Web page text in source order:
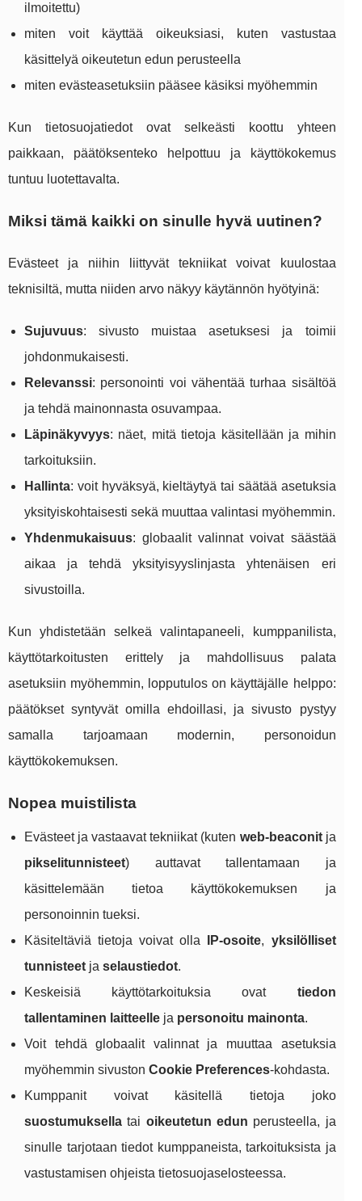
ilmoitettu)
miten voit käyttää oikeuksiasi, kuten vastustaa
käsittelyä oikeutetun edun perusteella
miten evästeasetuksiin pääsee käsiksi myöhemmin
Kun tietosuojatiedot ovat selkeästi koottu yhteen
paikkaan, päätöksenteko helpottuu ja käyttökokemus
tuntuu luotettavalta.
Miksi tämä kaikki on sinulle hyvä uutinen?
Evästeet ja niihin liittyvät tekniikat voivat kuulostaa
teknisiltä, mutta niiden arvo näkyy käytännön hyötyinä:
Sujuvuus: sivusto muistaa asetuksesi ja toimii
johdonmukaisesti.
Relevanssi: personointi voi vähentää turhaa sisältöä
ja tehdä mainonnasta osuvampaa.
Läpinäkyvyys: näet, mitä tietoja käsitellään ja mihin
tarkoituksiin.
Hallinta: voit hyväksyä, kieltäytyä tai säätää asetuksia
yksityiskohtaisesti sekä muuttaa valintasi myöhemmin.
Yhdenmukaisuus: globaalit valinnat voivat säästää
aikaa ja tehdä yksityisyyslinjasta yhtenäisen eri
sivustoilla.
Kun yhdistetään selkeä valintapaneeli, kumppanilista,
käyttötarkoitusten erittely ja mahdollisuus palata
asetuksiin myöhemmin, lopputulos on käyttäjälle helppo:
päätökset syntyvät omilla ehdoillasi, ja sivusto pystyy
samalla tarjoamaan modernin, personoidun
käyttökokemuksen.
Nopea muistilista
Evästeet ja vastaavat tekniikat (kuten web‑beaconitja
pikselitunnisteet) auttavat tallentamaan ja
käsittelemään tietoa käyttökokemuksen ja
personoinnin tueksi.
Käsiteltäviä tietoja voivat olla
IP‑osoite, yksilölliset
tunnisteet ja selaustiedot.
Keskeisiä käyttötarkoituksia ovat tiedon
tallentaminen laitteelle ja personoitu mainonta.
Voit tehdä globaalit valinnat ja muuttaa asetuksia
myöhemmin sivuston Cookie Preferences-kohdasta.
Kumppanit voivat käsitellä tietoja joko
suostumuksella tai oikeutetun edun perusteella, ja
sinulle tarjotaan tiedot kumppaneista, tarkoituksista ja
vastustamisen ohjeista tietosuojaselosteessa.